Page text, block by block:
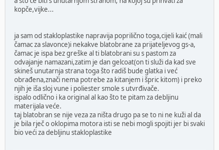
kopče,vijke...
ja sam od stakloplastike napravija poprilično toga,cijeli kaić (mali
čamac za slavonce)i nekakve blatobrane za prijateljevog gs-a,
čamac je ispa bez greške al ti blatobrani su s pastom za
odvajanje namazani,zatim je dan gelcoat(on ti služi da kad sve
skineš unutarnja strana toga što radiš bude glatka i već
obrađena,znači nema potrebe za kitanjem i špric kitom) i preko
njih je iša sloj vune i poliester smole s utvrđivače.
ispalo odlično i ka original al kao što te pitam za debljinu
materijala veće.
taj blatobran se nije veza za ništa drugo pa se to ni ne kuži al da
je bila rječ o oklopima motora isti se nebi mogli spojiti jer bi svaki
bio veći za debljinu stakloplastike